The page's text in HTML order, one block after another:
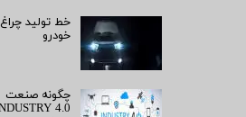
خط تولید چراغ
خودرو
چگونه صنعت